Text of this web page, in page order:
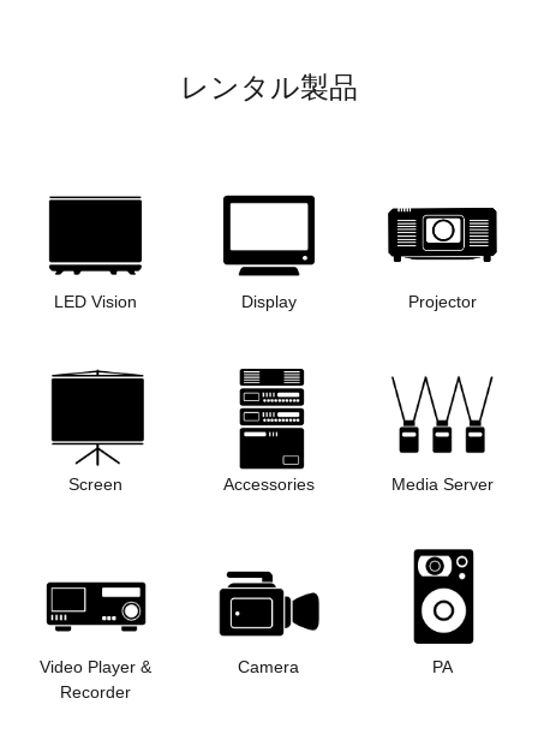
レンタル製品
LED Vision Display Projector
Screen Accessories Media Server
Video Player &
Recorder
Camera PA